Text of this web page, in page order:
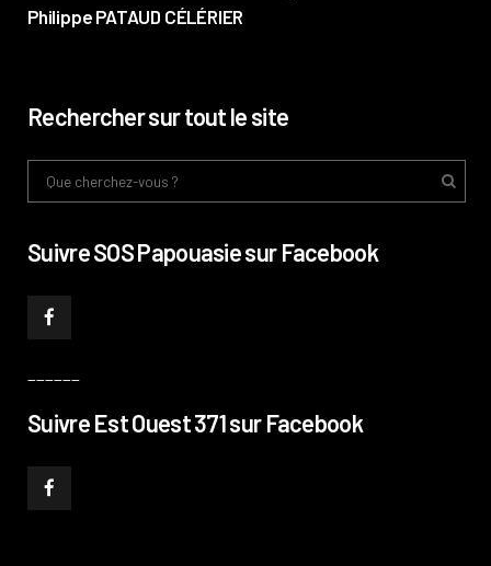
Philippe PATAUD CÉLÉRIER
Rechercher sur tout le site
Suivre SOS Papouasie sur Facebook
Suivre Est Ouest 371 sur Facebook